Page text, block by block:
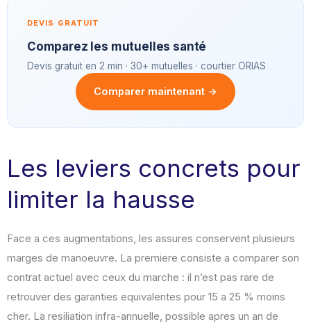
DEVIS GRATUIT
Comparez les mutuelles santé
Devis gratuit en 2 min · 30+ mutuelles · courtier ORIAS
Comparer maintenant →
Les leviers concrets pour
limiter la hausse
Face a ces augmentations, les assures conservent plusieurs
marges de manoeuvre. La premiere consiste a comparer son
contrat actuel avec ceux du marche : il n’est pas rare de
retrouver des garanties equivalentes pour 15 a 25 % moins
cher. La resiliation infra-annuelle, possible apres un an de